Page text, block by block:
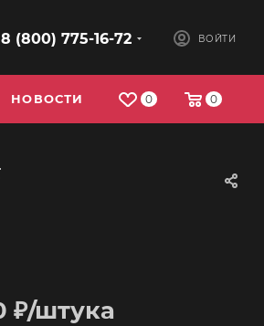
8 (800) 775-16-72 ВОЙТИ
0 0
НОВОСТИ
₽/штука